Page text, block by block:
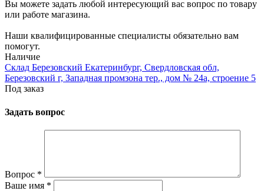
Вы можете задать любой интересующий вас вопрос по товару
или работе магазина.
Наши квалифицированные специалисты обязательно вам
помогут.
Наличие
Склад Березовский Екатеринбург, Свердловская обл,
Березовский г, Западная промзона тер., дом № 24а, строение 5
Под заказ
Задать вопрос
Вопрос *
Ваше имя *